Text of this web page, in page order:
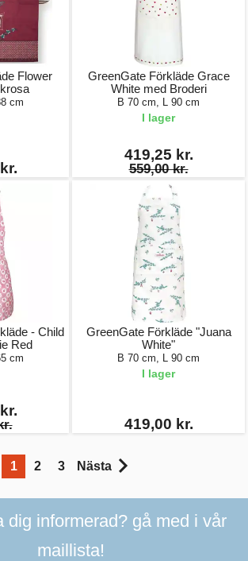
Flower
cm
GreenGate Förkläde Grace
White med Broderi
B 70 cm, L 90 cm
I lager
419,25 kr.
559,00 kr.
- Child
Red
cm
GreenGate Förkläde "Juana
White"
B 70 cm, L 90 cm
I lager
419,00 kr.
1 2 3 Nästa
dig informerad? gå med i vår
maillista!